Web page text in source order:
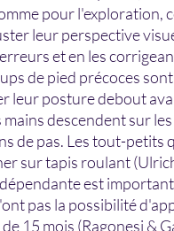
pour l'exploration,
leur perspective
et en les
de pied précoces
leur posture debout
descendent sur
de pas. Les tout-petits
sur tapis roulant
est
pas la possibilité
15 mois (Ragonesi &